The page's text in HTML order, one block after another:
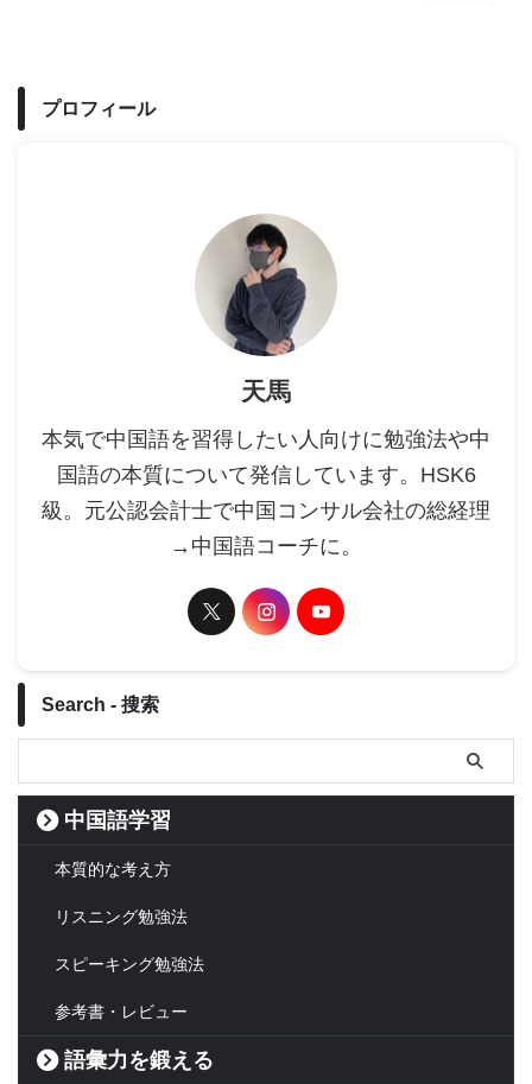
プロフィール
天馬
本気で中国語を習得したい人向けに勉強法や中
国語の本質について発信しています。HSK6
級。元公認会計士で中国コンサル会社の総経理
→中国語コーチに。
Search - 搜索
中国語学習
本質的な考え方
リスニング勉強法
スピーキング勉強法
参考書・レビュー
語彙力を鍛える